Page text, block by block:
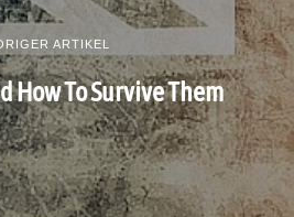
ARTIKEL
How To Survive Them